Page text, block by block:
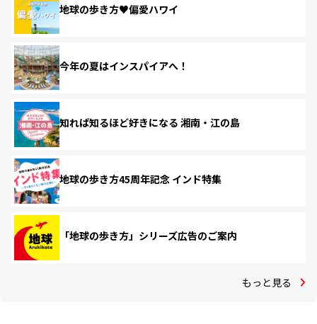
地球の歩き方♥偏愛ハワイ
今年の夏はインスパイアへ！
知れば知るほど好きになる 湘南・江の島
地球の歩き方45周年記念 インド特集
「地球の歩き方」シリーズ広告のご案内
もっと見る